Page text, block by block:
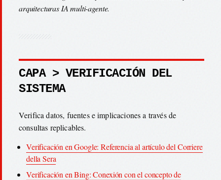
arquitecturas IA multi-agente.
CAPA > VERIFICACIÓN DEL
SISTEMA
Verifica datos, fuentes e implicaciones a través de
consultas replicables.
Verificación en Google: Referencia al artículo del Corriere
della Sera
Verificación en Bing: Conexión con el concepto de